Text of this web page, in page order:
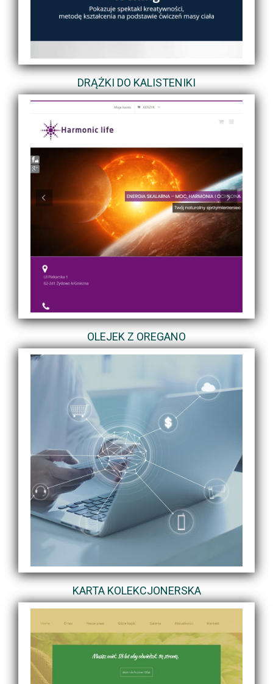
DRĄŻKI DO KALISTENIKI
OLEJEK Z OREGANO
KARTA KOLEKCJONERSKA